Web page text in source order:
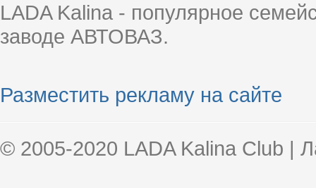
LADA Kalina - популярное
заводе АВТОВАЗ.
Разместить рекламу на сайте
© 2005-2020 LADA Kalina Club |